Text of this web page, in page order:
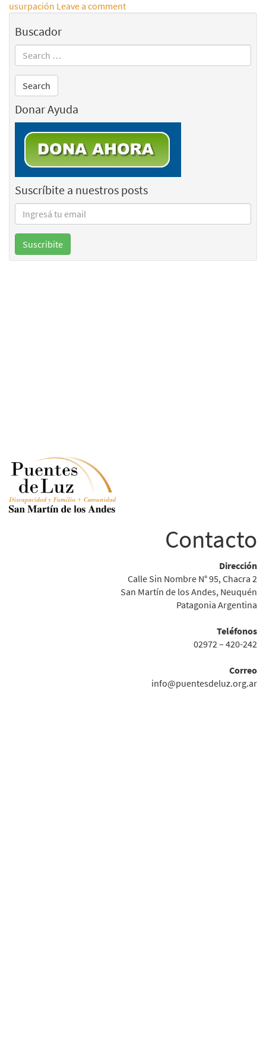
usurpación Leave a comment
Buscador
Donar Ayuda
Suscríbite a nuestros posts
Contacto
Dirección
Calle Sin Nombre N° 95, Chacra 2
San Martín de los Andes, Neuquén
Patagonia Argentina
Teléfonos
02972 – 420-242
Correo
info@puentesdeluz.org.ar